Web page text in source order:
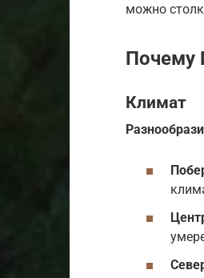
можно
Почему
Климат